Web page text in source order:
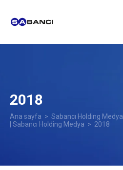
2018
Ana sayfa > Sabancı Holding Medya
| Sabancı Holding Medya > 2018